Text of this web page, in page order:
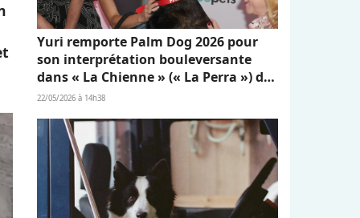
Yuri remporte Palm Dog 2026 pour
son interprétation bouleversante
dans « La Chienne » (« La Perra ») de
Dominga Sotomayor
22/05/2026 à 14h38